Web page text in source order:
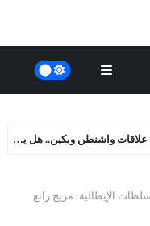
تحسن علاقات واشنطن وبكين.. هل يهدد مصالح روسيا الاستراتيجية؟
الإيطالية: مزيج رائع